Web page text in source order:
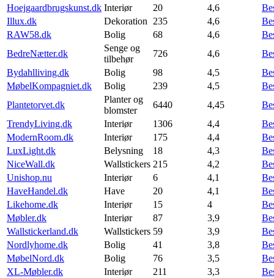
Hoejgaardbrugskunst.dk Interiør 20 4,6
Illux.dk
Dekoration 235 4,6
RAW58.dk
Bolig 68 4,6
BedreNætter.dk
Senge og
tilbehør
726 4,6
Bydahlliving.dk
Bolig 98 4,5
MøbelKompagniet.dk
Bolig 239 4,5
Plantetorvet.dk
Planter og
blomster
6440 4,45
TrendyLiving.dk
Interiør 1306 4,4
ModernRoom.dk
Interiør 175 4,4
LuxLight.dk
Belysning 18 4,3
NiceWall.dk
Wallstickers 215 4,2
Unishop.nu
Interiør 6 4,1
HaveHandel.dk
Have 20 4,1
Likehome.dk
Interiør 15 4
Møbler.dk
Interiør 87 3,9
Wallstickerland.dk
Wallstickers 59 3,9
Nordlyhome.dk
Bolig 41 3,8
MøbelNord.dk
Bolig 76 3,5
XL-Møbler.dk
Interiør 211 3,3